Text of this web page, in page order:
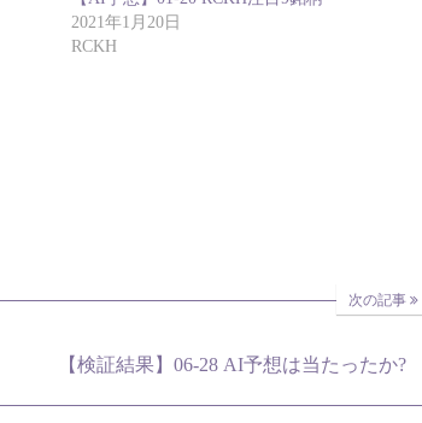
2021年1月20日
RCKH
次の記事
【検証結果】06-28 AI予想は当たったか?